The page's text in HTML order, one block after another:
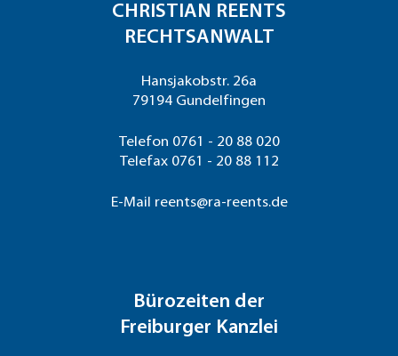
CHRISTIAN REENTS
RECHTSANWALT
Hansjakobstr. 26a
79194 Gundelfingen
Telefon 0761 - 20 88 020
Telefax 0761 - 20 88 112
E-Mail reents@ra-reents.de
Bürozeiten der
Freiburger Kanzlei